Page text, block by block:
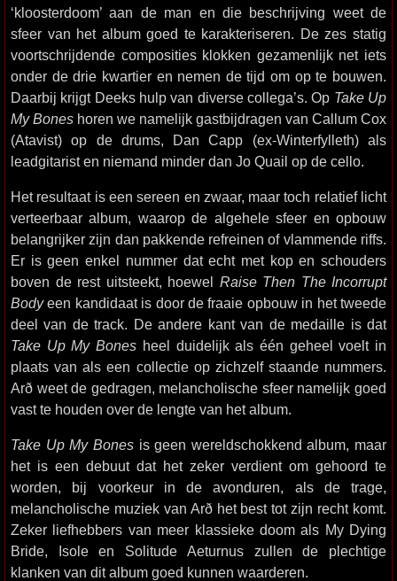
‘kloosterdoom’ aan de man en die beschrijving weet de
sfeer van het album goed te karakteriseren. De zes statig
voortschrijdende composities klokken gezamenlijk net iets
onder de drie kwartier en nemen de tijd om op te bouwen.
Daarbij krijgt Deeks hulp van diverse collega’s. Op Take Up
My Bones horen we namelijk gastbijdragen van Callum Cox
(Atavist) op de drums, Dan Capp (ex-Winterfylleth) als
leadgitarist en niemand minder dan Jo Quail op de cello.
Het resultaat is een sereen en zwaar, maar toch relatief licht
verteerbaar album, waarop de algehele sfeer en opbouw
belangrijker zijn dan pakkende refreinen of vlammende riffs.
Er is geen enkel nummer dat echt met kop en schouders
boven de rest uitsteekt, hoewel Raise Then The Incorrupt
Bodyeen kandidaat is door de fraaie opbouw in het tweede
deel van de track. De andere kant van de medaille is dat
Take Up My Bones heel duidelijk als één geheel voelt in
plaats van als een collectie op zichzelf staande nummers.
Arð weet de gedragen, melancholische sfeer namelijk goed
vast te houden over de lengte van het album.
Take Up My Bonesis geen wereldschokkend album, maar
het is een debuut dat het zeker verdient om gehoord te
worden, bij voorkeur in de avonduren, als de trage,
melancholische muziek van Arð het best tot zijn recht komt.
Zeker liefhebbers van meer klassieke doom als My Dying
Bride, Isole en Solitude Aeturnus zullen de plechtige
klanken van dit album goed kunnen waarderen.